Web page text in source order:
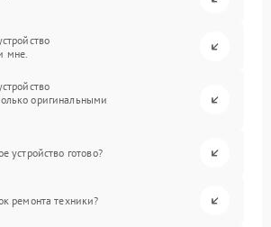
мне.
оригинальными
устройство готово?
ремонта техники?